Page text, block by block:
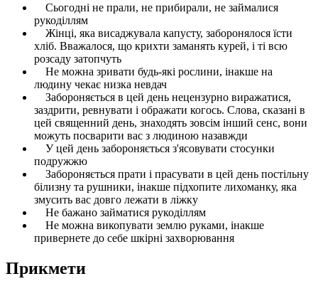
Сьогодні не прали, не прибирали, не займалися
рукоділлям
Жінці, яка висаджувала капусту, заборонялося їсти
хліб. Вважалося, що крихти заманять курей, і ті всю
розсаду затопчуть
Не можна зривати будь-які рослини, інакше на
людину чекає низка невдач
Забороняється в цей день нецензурно виражатися,
заздрити, ревнувати і ображати когось. Слова, сказані в
цей священний день, знаходять зовсім інший сенс, вони
можуть посварити вас з людиною назавжди
У цей день забороняється з'ясовувати стосунки
подружжю
Забороняється прати і прасувати в цей день постільну
білизну та рушники, інакше підхопите лихоманку, яка
змусить вас довго лежати в ліжку
Не бажано займатися рукоділлям
Не можна викопувати землю руками, інакше
привернете до себе шкірні захворювання
Прикмети